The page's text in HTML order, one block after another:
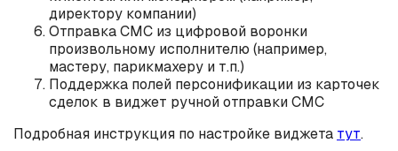
директору компании)
Отправка СМС из цифровой воронки
произвольному исполнителю (например,
мастеру, парикмахеру и т.п.)
Поддержка полей персонификации из карточек
сделок в виджет ручной отправки СМС
Подробная инструкция по настройке виджета тут.